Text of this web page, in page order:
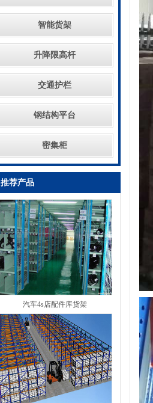
智能货架
升降限高杆
交通护栏
钢结构平台
密集柜
推荐产品
汽车4s店配件库货架